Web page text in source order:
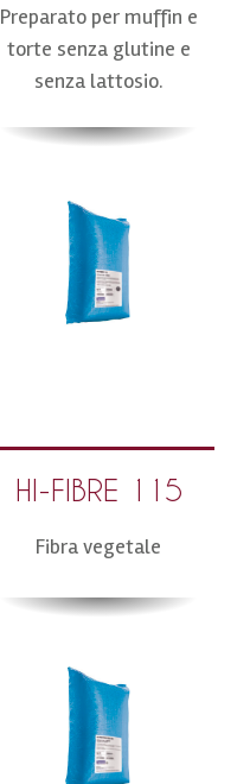
Preparato per muffin e
torte senza glutine e
senza lattosio.
HI-FIBRE 115
Fibra vegetale